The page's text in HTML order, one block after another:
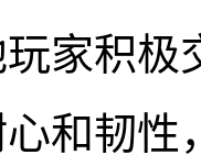
家积极
和韧性